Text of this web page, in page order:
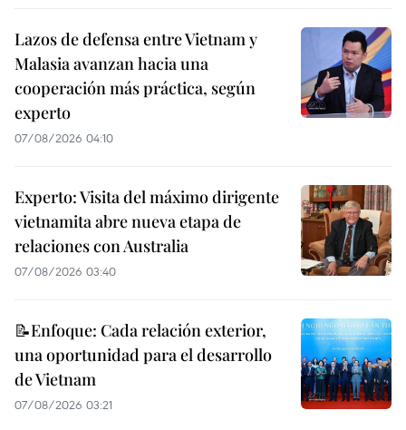
Lazos de defensa entre Vietnam y
Malasia avanzan hacia una
cooperación más práctica, según
experto
07/08/2026 04:10
Experto: Visita del máximo dirigente
vietnamita abre nueva etapa de
relaciones con Australia
07/08/2026 03:40
📝Enfoque: Cada relación exterior,
una oportunidad para el desarrollo
de Vietnam
07/08/2026 03:21